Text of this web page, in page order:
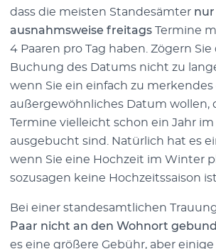
dass die meisten Standesämter nur
ausnahmsweise freitags Termine
4 Paaren pro Tag haben. Zögern
Buchung des Datums nicht zu
wenn Sie ein einfach zu merkendes
außergewöhnliches Datum wollen,
Termine vielleicht schon ein Jahr im
ausgebucht sind. Natürlich hat es
wenn Sie eine Hochzeit im Winter
sozusagen keine Hochzeitssaison ist.
Bei einer standesamtlichen
Paar nicht an den Wohnort
es eine größere Gebühr, aber